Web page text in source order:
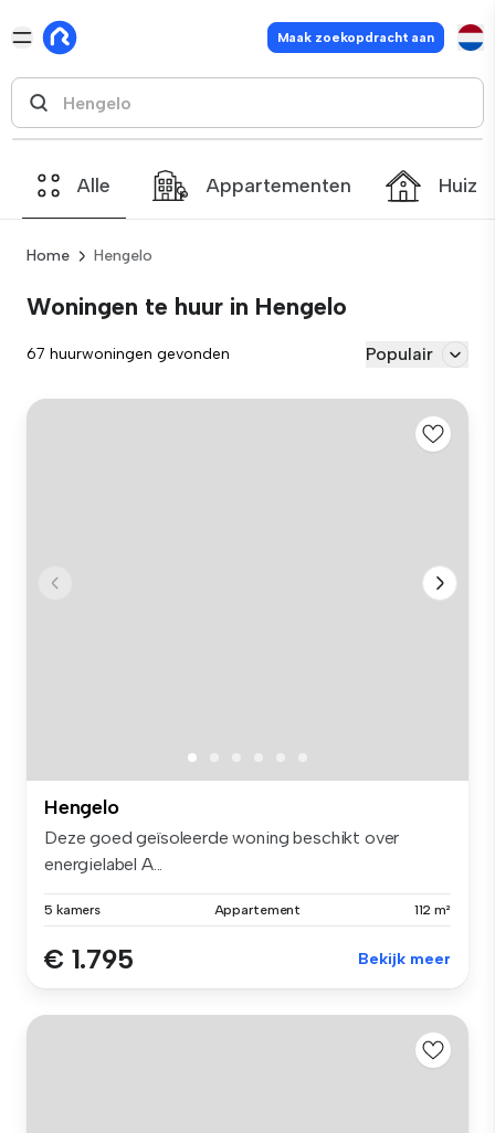
Maak zoekopdracht aan
Alle Appartementen
Home Hengelo
Woningen te huur in Hengelo
67 huurwoningen gevonden Populair
Hengelo
Deze goed geïsoleerde woning beschikt over
energielabel A...
5 kamers Appartement 112 m²
€ 1.795 Bekijk meer